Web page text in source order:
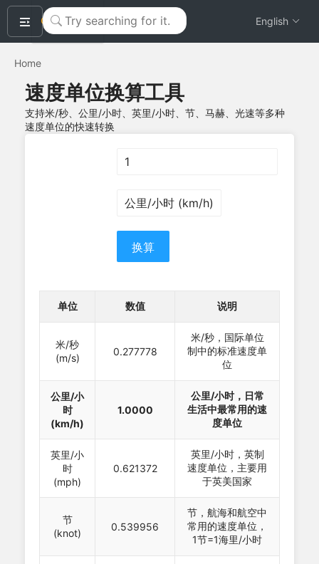
okeyTool English
Home
速度单位换算工具
支持米/秒、公里/小时、英里/小时、节、马赫、光速等多种
速度单位的快速转换
换算
单位 数值 说明
米/秒
(m/s)
0.277778
米/秒，国际单位
制中的标准速度单
位
公里/小
时
(km/h)
1.0000
公里/小时，日常
生活中最常用的速
度单位
英里/小
时
(mph)
0.621372
英里/小时，英制
速度单位，主要用
于英美国家
节
(knot)
0.539956
节，航海和航空中
常用的速度单位，
1节=1海里/小时